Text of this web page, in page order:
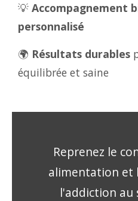
💡 Accompagnement
personnalisé
🌍 Résultats durables
équilibrée et saine
Reprenez le
alimentation et
l'addiction au